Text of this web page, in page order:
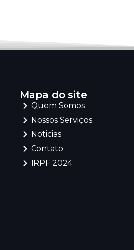
Mapa do site
Quem Somos
Nossos Serviços
Noticias
Contato
IRPF 2024